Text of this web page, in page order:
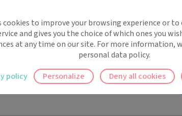
soins les plus qualitatifs, personnalisés et
de Louvain la Neuve (BELGIQUE)(2020)
du pied
(2024)
- Santé Formapro
!
rappels automatiques pour ne plus rien
cookies to improve your browsing experience or
and gives you the choice of which ones you
at any time on our site. For more information,
personal data policy.
Deny all cookies
Personalize
policy